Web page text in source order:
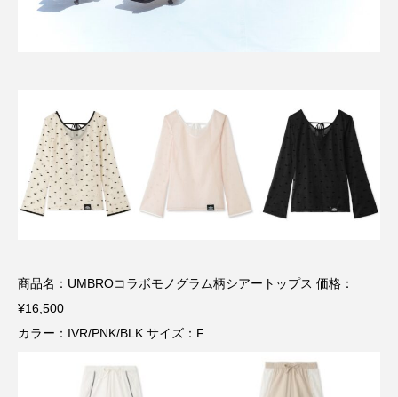
商品名：UMBROコラボモノグラム柄シアートップス 価格：
¥16,500
カラー：IVR/PNK/BLK サイズ：F